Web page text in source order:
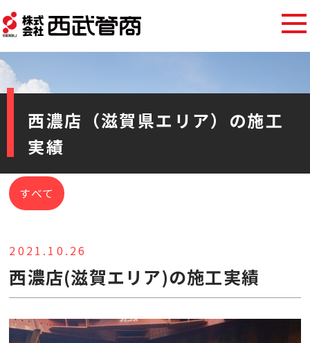
西濃店（滋賀県エリア）の施工
実績
すべて
2021.10.26
西濃店(滋賀エリア)の施工実績